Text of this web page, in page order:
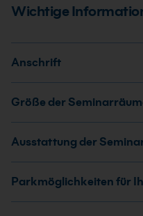
Wichtige
Anschrift
Unser
Schumacher-Brücke, im
Größe der
2 Theorieräume mit bis
Ausstattung der
Notebooks, klimatisierte
mobile Pinnwand,
Parkmöglichkeiten für